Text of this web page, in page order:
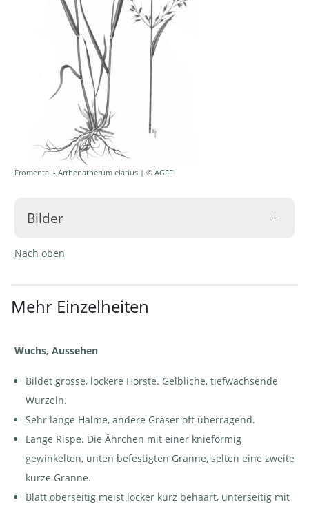
Fromental - Arrhenatherum elatius | © AGFF
Bilder
pics A.Krebs
M.Baltisberger
Fromental -
Arrhenatherum
elatius | © e-
pics A.Krebs
Fromental -
elatius | © e-
pics
Fromental -
elatius | ©
AGFF
Nach oben
Mehr Einzelheiten
Wuchs, Aussehen
Bildet grosse, lockere Horste. Gelbliche, tiefwachsende
Wurzeln.
Sehr lange Halme, andere Gräser oft überragend.
Lange Rispe. Die Ährchen mit einer knieförmig
gewinkelten, unten befestigten Granne, selten eine zweite
kurze Granne.
Blatt oberseitig meist locker kurz behaart, unterseitig mit